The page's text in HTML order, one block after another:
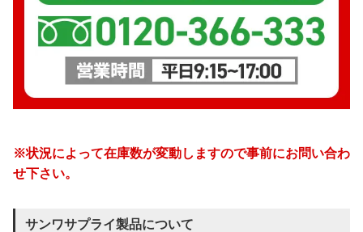
※状況によって在庫数が変動しますので事前にお問い合わ
せ下さい。
サンワサプライ製品について